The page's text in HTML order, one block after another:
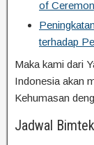
of
terhadap
Maka kami dari
Indonesia akan
Kehumasan
Jadwal